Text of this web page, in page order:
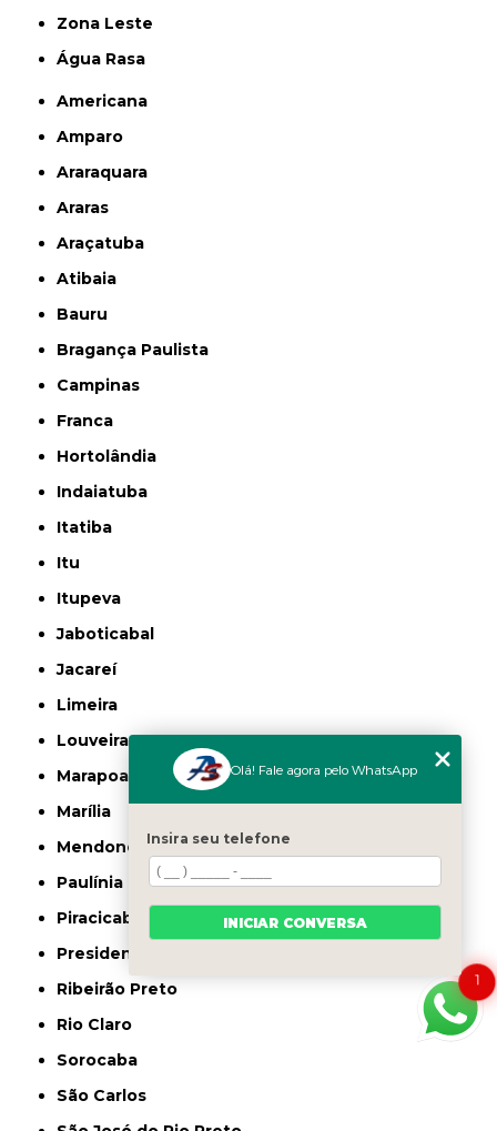
Zona Leste
Água Rasa
Americana
Amparo
Araraquara
Araras
Araçatuba
Atibaia
Bauru
Bragança Paulista
Campinas
Franca
Hortolândia
Indaiatuba
Itatiba
Itu
Itupeva
Jaboticabal
Jacareí
Limeira
Louveira
Marapoama
Marília
Mendonça
Paulínia
Piracicaba
Presidente Prudente
Ribeirão Preto
Rio Claro
Sorocaba
São Carlos
1
Olá! Fale agora pelo WhatsApp
Insira seu telefone
INICIAR CONVERSA